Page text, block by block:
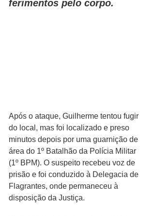
ferimentos pelo corpo.
Após o ataque, Guilherme tentou fugir
do local, mas foi localizado e preso
minutos depois por uma guarnição de
área do 1º Batalhão da Polícia Militar
(1º BPM). O suspeito recebeu voz de
prisão e foi conduzido à Delegacia de
Flagrantes, onde permaneceu à
disposição da Justiça.